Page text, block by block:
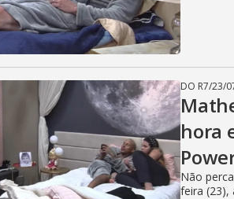
DO R7/23/
hora
Não
feira (23),